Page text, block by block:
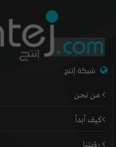
شبكة إنتج
من نحن
كيف أبدأ
رؤيتنا